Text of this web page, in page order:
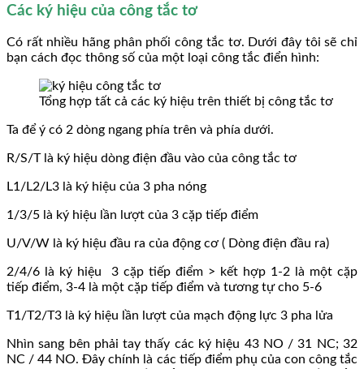
Các ký hiệu của công tắc tơ
Có rất nhiều hãng phân phối công tắc tơ. Dưới đây tôi sẽ chỉ
bạn cách đọc thông số của một loại công tắc điển hình:
Tổng hợp tất cả các ký hiệu trên thiết bị công tắc tơ
Ta để ý có 2 dòng ngang phía trên và phía dưới.
R/S/T là ký hiệu dòng điện đầu vào của công tắc tơ
L1/L2/L3 là ký hiệu của 3 pha nóng
1/3/5 là ký hiệu lần lượt của 3 cặp tiếp điểm
U/V/W là ký hiệu đầu ra của động cơ ( Dòng điện đầu ra)
2/4/6 là ký hiệu 3 cặp tiếp điểm > kết hợp 1-2 là một cặp
tiếp điểm, 3-4 là một cặp tiếp điểm và tương tự cho 5-6
T1/T2/T3 là ký hiệu lần lượt của mạch động lực 3 pha lửa
Nhìn sang bên phải tay thấy các ký hiệu 43 NO / 31 NC; 32
NC / 44 NO. Đây chính là các tiếp điểm phụ của con công tắc